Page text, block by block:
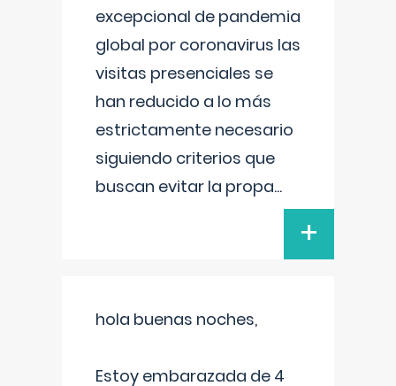
excepcional de pandemia
global por coronavirus las
visitas presenciales se
han reducido a lo más
estrictamente necesario
siguiendo criterios que
buscan evitar la propa...
+
hola buenas noches,
Estoy embarazada de 4